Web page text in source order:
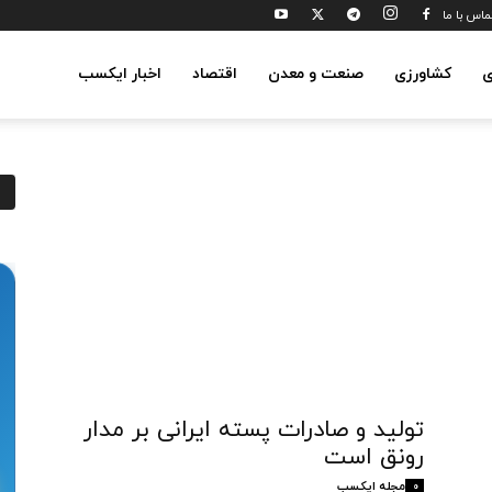
با ما
اخبار ایکسب اقتصاد صنعت و معدن کشاورزی
تولید و صادرات پسته ایرانی بر مدار
رونق است
مجله ایکسب 0